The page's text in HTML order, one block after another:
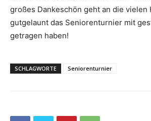
großes Dankeschön geht an die vielen
gutgelaunt das Seniorenturnier mit
getragen haben!
SCHLAGWORTE Seniorenturnier